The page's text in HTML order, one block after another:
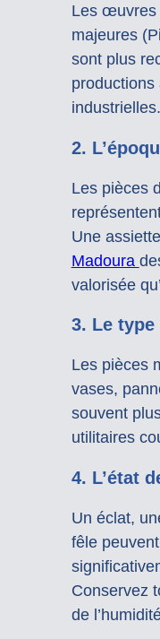
Les œuvres
majeures
sont plus
productions
industrielles.
2.
Les pièces
Une
Madoura
valorisée
3. Le type
Les pièces
vases,
souvent
utilitaires
4. L’état
Un éclat,
fêle
Conservez
de